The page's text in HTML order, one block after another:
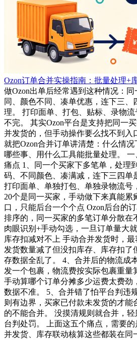
Ozon订单合并实操指南：批量处理+
做Ozon出单后经常遇到这种情况：
同、颜色不同、凑单优惠，连下三、
理。 打印面单、打包、贴标、录物
不完。 其实Ozon平台是支持把同一
并发货的，但手动操作要么找不到入
就把Ozon合并订单讲清楚：什么情
哪些事、用什么工具能批量处理。
痛点 1、同一个买家下多笔单，处理
码、不同颜色、凑满减，连下三四单
打印面单、单独打包、单独录物流号
20个是同一买家，手动做下来真能累
口，只能后台一个个点 Ozon后台的
排序的，同一买家的多笔订单分散在
肉眼识别+手动勾选，一旦订单量大
库存扣减对不上 手动合并发货时，最
发货数量减了但没扣库存、库存扣了
存数据全乱了。 4、合并后的物流成
发一个包裹，物流费按实际包裹重量
手动算哪个订单分摊多少运费太费劲
数据不准。 5、合并错了怕平台判违
则有边界，买家已付款未发货的才能
的不能合并。 没摸清规则就合并，
台判处罚。 上面这五个痛点，需要
并发货、库存联动核算这些都装在同